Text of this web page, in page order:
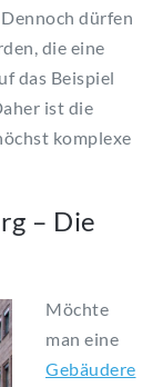
dürfen
die eine
das Beispiel
ist die
komplexe
– Die
Möchte
man eine
Gebäudere